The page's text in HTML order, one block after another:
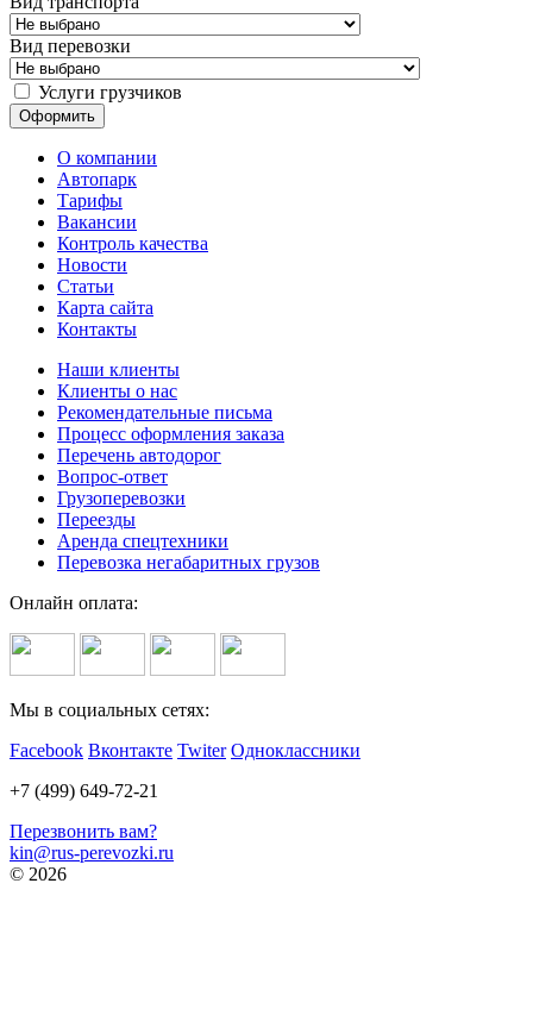
Вид перевозки
Услуги грузчиков
О компании
Автопарк
Тарифы
Вакансии
Контроль качества
Новости
Статьи
Карта сайта
Контакты
Наши клиенты
Клиенты о нас
Рекомендательные письма
Процесс оформления заказа
Перечень автодорог
Вопрос-ответ
Грузоперевозки
Переезды
Аренда спецтехники
Перевозка негабаритных грузов
Онлайн оплата:
Мы в социальных сетях:
Facebook Вконтакте Twiter Одноклассники
+7 (499) 649-72-21
Перезвонить вам?
kin@rus-perevozki.ru
© 2026